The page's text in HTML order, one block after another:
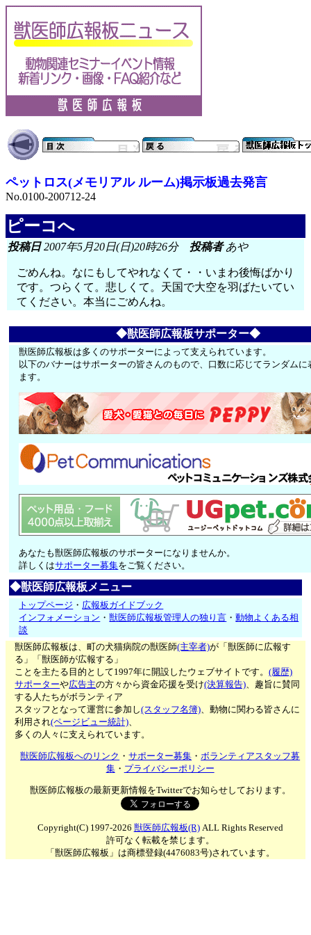
ペットロス(メモリアル ルーム)掲示板過去発言
No.0100-200712-24
ピーコへ
投稿日2007年5月20日(日)20時26分 投稿者あや
ごめんね。なにもしてやれなくて・・いまわ後悔ばかり
です。つらくて。悲しくて。天国で大空を羽ばたいてい
てください。本当にごめんね。
◆獣医師広報板サポーター◆
獣医師広報板は多くのサポーターによって支えられています。
以下のバナーはサポーターの皆さんのもので、口数に応じてランダムに
ます。
あなたも獣医師広報板のサポーターになりませんか。
詳しくはサポーター募集をご覧ください。
◆獣医師広報板メニュー
トップページ ・ 広報板ガイドブック
インフォメーション ・獣医師広報板管理人の独り言 ・動物よくある相
談
獣医師広報板は、町の犬猫病院の獣医師(主宰者)が「獣医師に広報す
る」「獣医師が広報する」
ことを主たる目的として1997年に開設したウェブサイトです。(履歴)
サポーターや広告主の方々から資金応援を受け(決算報告)、趣旨に賛同
する人たちがボランティア
スタッフとなって運営に参加し(スタッフ名簿)、動物に関わる皆さんに
利用され(ページビュー統計)、
多くの人々に支えられています。
獣医師広報板へのリンク ・サポーター募集 ・ボランティアスタッフ募
集・ プライバシーポリシー
獣医師広報板の最新更新情報をTwitterでお知らせしております。
Copyright(C) 1997-2026 獣医師広報板(R)ALL Rights Reserved
許可なく転載を禁じます。
「獣医師広報板」は商標登録(4476083号)されています。